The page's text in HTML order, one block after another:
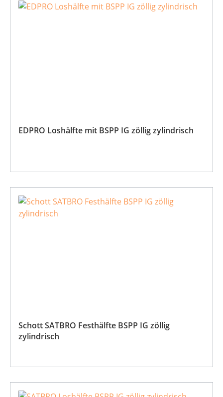
EDPRO Loshälfte mit BSPP IG zöllig zylindrisch
Schott SATBRO Festhälfte BSPP IG zöllig
zylindrisch